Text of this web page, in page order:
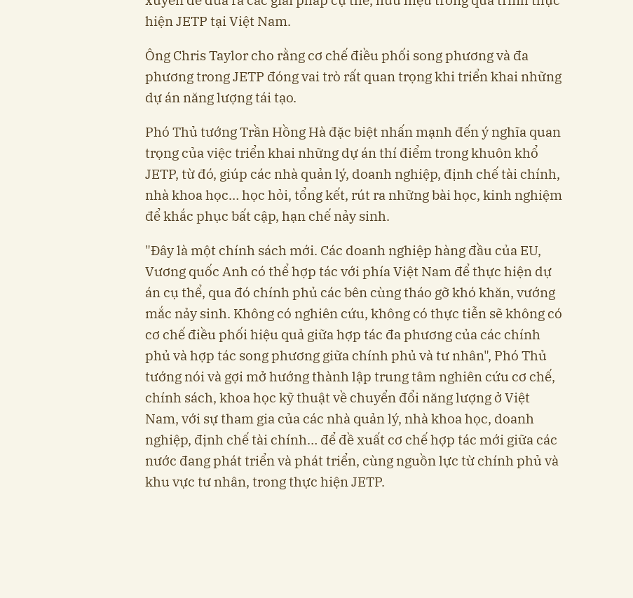
hiện JETP tại Việt Nam.
Ông Chris Taylor cho rằng cơ chế điều phối song phương và đa
phương trong JETP đóng vai trò rất quan trọng khi triển khai những
dự án năng lượng tái tạo.
Phó Thủ tướng Trần Hồng Hà đặc biệt nhấn mạnh đến ý nghĩa quan
trọng của việc triển khai những dự án thí điểm trong khuôn khổ
JETP, từ đó, giúp các nhà quản lý, doanh nghiệp, định chế tài chính,
nhà khoa học… học hỏi, tổng kết, rút ra những bài học, kinh nghiệm
để khắc phục bất cập, hạn chế nảy sinh.
"Đây là một chính sách mới. Các doanh nghiệp hàng đầu của EU,
Vương quốc Anh có thể hợp tác với phía Việt Nam để thực hiện dự
án cụ thể, qua đó chính phủ các bên cùng tháo gỡ khó khăn, vướng
mắc nảy sinh. Không có nghiên cứu, không có thực tiễn sẽ không có
cơ chế điều phối hiệu quả giữa hợp tác đa phương của các chính
phủ và hợp tác song phương giữa chính phủ và tư nhân", Phó Thủ
tướng nói và gợi mở hướng thành lập trung tâm nghiên cứu cơ chế,
chính sách, khoa học kỹ thuật về chuyển đổi năng lượng ở Việt
Nam, với sự tham gia của các nhà quản lý, nhà khoa học, doanh
nghiệp, định chế tài chính… để đề xuất cơ chế hợp tác mới giữa các
nước đang phát triển và phát triển, cùng nguồn lực từ chính phủ và
khu vực tư nhân, trong thực hiện JETP.